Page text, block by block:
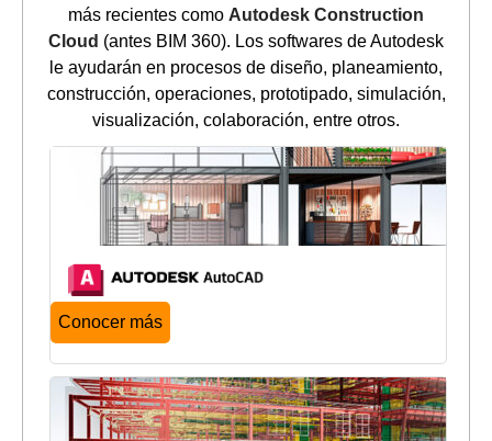
más recientes como Autodesk Construction
Cloud (antes BIM 360). Los softwares de Autodesk
le ayudarán en procesos de diseño, planeamiento,
construcción, operaciones, prototipado, simulación,
visualización, colaboración, entre otros.
Conocer más